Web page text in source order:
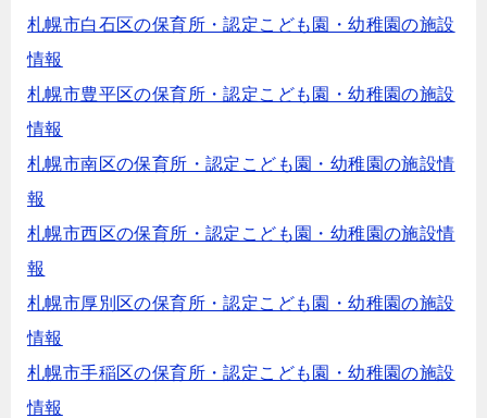
札幌市白石区の保育所・認定こども園・幼稚園の施設
情報
札幌市豊平区の保育所・認定こども園・幼稚園の施設
情報
札幌市南区の保育所・認定こども園・幼稚園の施設情
報
札幌市西区の保育所・認定こども園・幼稚園の施設情
報
札幌市厚別区の保育所・認定こども園・幼稚園の施設
情報
札幌市手稲区の保育所・認定こども園・幼稚園の施設
情報